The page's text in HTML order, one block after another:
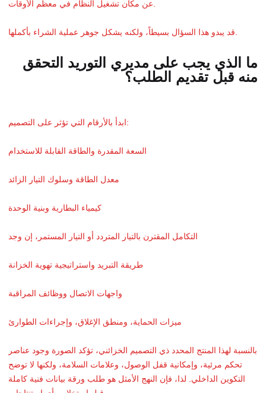
عن مكان تشغيل النظام في معظم الأوقات.
قد يبدو هذا السؤال بسيطاً، ولكنه يشكل جوهر عملية الشراء بأكملها.
ما الذي يجب على مديري التوريد التحقق
منه قبل تقديم الطلب؟
ابدأ بالأرقام التي تؤثر على التصميم:
السعة المقدرة والطاقة القابلة للاستخدام
معدل الطاقة وسلوك التيار الزائد
كيمياء البطارية وبنية الوحدة
التكامل المقترن بالتيار المتردد أو التيار المستمر، إن وجد
طريقة التبريد واستراتيجية تهوية الخزانة
واجهات الاتصال ووظائف المراقبة
ميزات الحماية، ومنطق الإغلاق، وإجراءات الطوارئ
بالنسبة لهذا المنتج المحدد ذي التصميم الخزائني، تؤكد الصورة وجود عناصر
تحكم مرئية، وإمكانية قفل الوصول، وعلامات السلامة، ولكنها لا توضح
التكوين الداخلي. لذا، فإن النهج الأمثل هو طلب ورقة بيانات فنية كاملة